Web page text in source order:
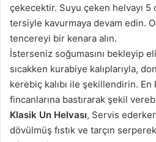
çekecektir. Suyu çeken helvayı 5
tersiyle kavurmaya devam edin.
tencereyi bir kenara alın.
İsterseniz soğumasını bekleyip
sıcakken kurabiye kalıplarıyla,
kerebiç kalıbı ile şekillendirin. En
fincanlarına bastırarak şekil
Klasik Un Helvası, Servis
dövülmüş fıstık ve tarçın